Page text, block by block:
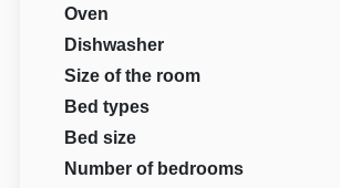
Oven
Dishwasher
Size of the room
Bed types
Bed size
Number of bedrooms